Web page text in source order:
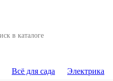
Всё для сада Электрика